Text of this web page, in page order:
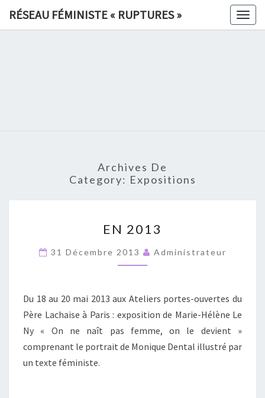
RÉSEAU FÉMINISTE « RUPTURES »
Archives De
Category: Expositions
2013
EN 2013
31 Décembre 2013 Administrateur
Du 18 au 20 mai 2013 aux Ateliers portes-ouvertes du
Père Lachaise à Paris : exposition de Marie-Hélène Le
Ny « On ne naît pas femme, on le devient »
comprenant le portrait de Monique Dental illustré par
un texte féministe.